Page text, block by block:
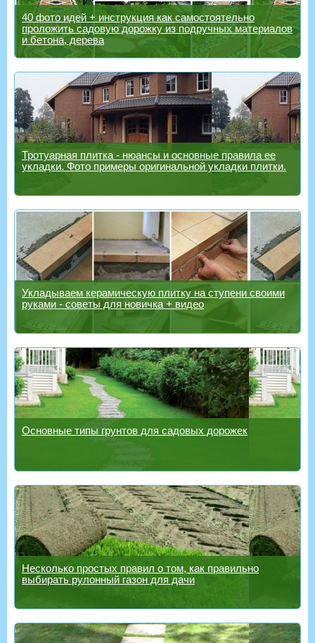
40 фото идей + инструкция как самостоятельно
проложить садовую дорожку из подручных материалов
и бетона, дерева
Тротуарная плитка - нюансы и основные правила ее
укладки. Фото примеры оригинальной укладки плитки.
Укладываем керамическую плитку на ступени своими
руками - советы для новичка + видео
Основные типы грунтов для садовых дорожек
Несколько простых правил о том, как правильно
выбирать рулонный газон для дачи